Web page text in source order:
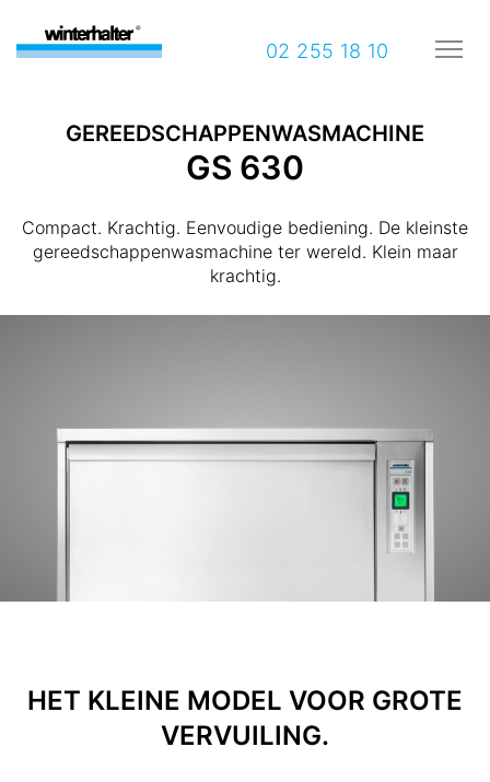
02 255 18 10
GEREEDSCHAPPENWASMACHINE
GS 630
Compact. Krachtig. Eenvoudige bediening. De kleinste
gereedschappenwasmachine ter wereld. Klein maar
krachtig.
HET KLEINE MODEL VOOR GROTE
VERVUILING.